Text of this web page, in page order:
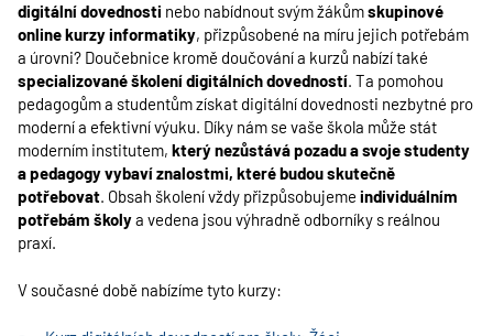
digitální dovednosti nebo nabídnout svým žákůmskupinové
online kurzy informatiky, přizpůsobené na míru jejich potřebám
a úrovni? Doučebnice kromě doučování a kurzů nabízí také
specializované školení digitálních dovedností. Ta pomohou
pedagogům a studentům získat digitální dovednosti nezbytné pro
moderní a efektivní výuku. Díky nám se vaše škola může stát
moderním institutem, který nezůstává pozadu a svoje studenty
a pedagogy vybaví znalostmi, které budou skutečně
potřebovat. Obsah školení vždy přizpůsobujeme individuálním
potřebám školya vedena jsou výhradně odborníky s reálnou
praxí.
V současné době nabízíme tyto kurzy: